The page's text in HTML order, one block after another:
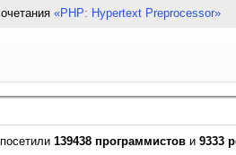
«PHP: Hypertext Preprocessor»
139438 программистов и 9333